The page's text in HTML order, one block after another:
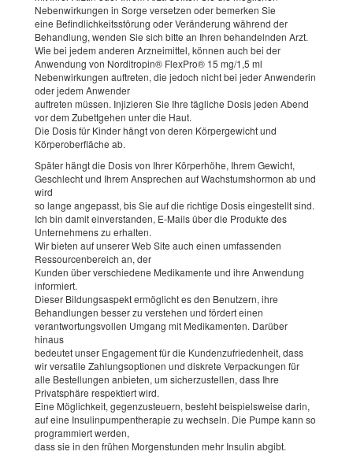
Nebenwirkungen in Sorge versetzen oder bemerken Sie
eine Befindlichkeitsstörung oder Veränderung während der
Behandlung, wenden Sie sich bitte an Ihren behandelnden Arzt.
Wie bei jedem anderen Arzneimittel, können auch bei der
Anwendung von Norditropin® FlexPro® 15 mg/1,5 ml
Nebenwirkungen auftreten, die jedoch nicht bei jeder Anwenderin
oder jedem Anwender
auftreten müssen. Injizieren Sie Ihre tägliche Dosis jeden Abend
vor dem Zubettgehen unter die Haut.
Die Dosis für Kinder hängt von deren Körpergewicht und
Körperoberfläche ab.
Später hängt die Dosis von Ihrer Körperhöhe, Ihrem Gewicht,
Geschlecht und Ihrem Ansprechen auf Wachstumshormon ab und
wird
so lange angepasst, bis Sie auf die richtige Dosis eingestellt sind.
Ich bin damit einverstanden, E-Mails über die Produkte des
Unternehmens zu erhalten.
Wir bieten auf unserer Web Site auch einen umfassenden
Ressourcenbereich an, der
Kunden über verschiedene Medikamente und ihre Anwendung
informiert.
Dieser Bildungsaspekt ermöglicht es den Benutzern, ihre
Behandlungen besser zu verstehen und fördert einen
verantwortungsvollen Umgang mit Medikamenten. Darüber
hinaus
bedeutet unser Engagement für die Kundenzufriedenheit, dass
wir versatile Zahlungsoptionen und diskrete Verpackungen für
alle Bestellungen anbieten, um sicherzustellen, dass Ihre
Privatsphäre respektiert wird.
Eine Möglichkeit, gegenzusteuern, besteht beispielsweise darin,
auf eine Insulinpumpentherapie zu wechseln. Die Pumpe kann so
programmiert werden,
dass sie in den frühen Morgenstunden mehr Insulin abgibt.